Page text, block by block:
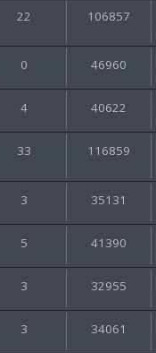
22 106857
0 46960
4 40622
33 116859
3 35131
5 41390
3 32955
3 34061